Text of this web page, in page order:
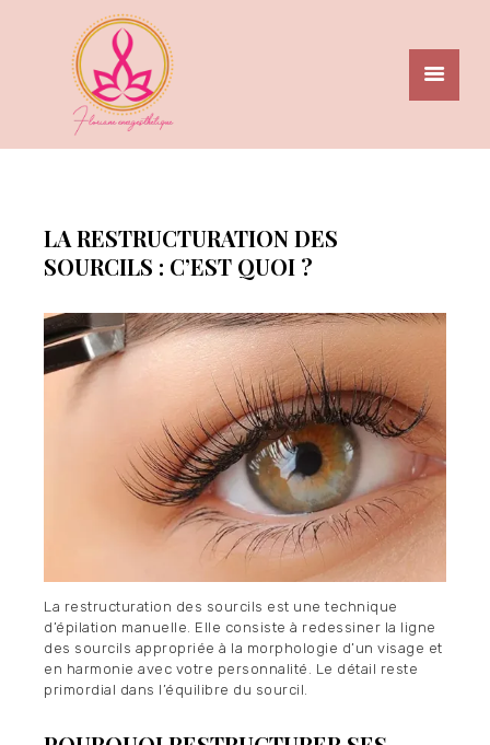
ACCUEIL
A PROPOS
GALERIE
PRESTATIONS
TARIFS
CARTE CADEAU
CONTACT
LA RESTRUCTURATION DES
SOURCILS : C’EST QUOI ?
La restructuration des sourcils est une technique
d’épilation manuelle. Elle consiste à redessiner la ligne
des sourcils appropriée à la morphologie d’un visage et
en harmonie avec votre personnalité. Le détail reste
primordial dans l’équilibre du sourcil.